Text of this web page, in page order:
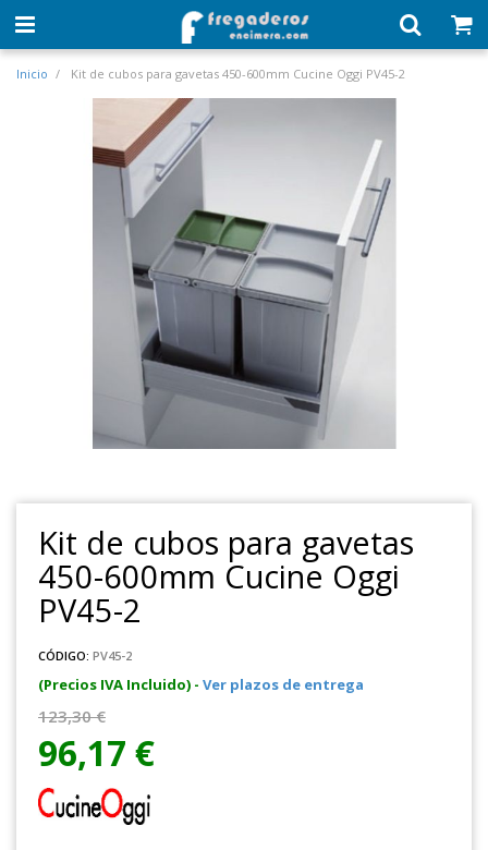
Inicio Kit de cubos para gavetas 450-600mm Cucine Oggi PV45-2
Kit de cubos para gavetas
450-600mm Cucine Oggi
PV45-2
CÓDIGO: PV45-2
(Precios IVA Incluido) - Ver plazos de entrega
123,30 €
96,17 €